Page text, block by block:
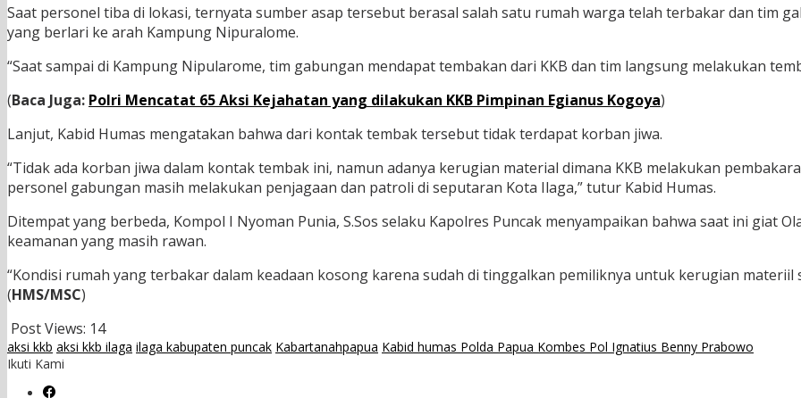
Saat personel tiba di lokasi, ternyata sumber asap tersebut berasal salah satu rumah warga telah terbakar dan tim
yang berlari ke arah Kampung Nipuralome.
“Saat sampai di Kampung Nipularome, tim gabungan mendapat tembakan dari KKB dan tim langsung melakukan
(Baca Juga: Polri Mencatat 65 Aksi Kejahatan yang dilakukan KKB Pimpinan Egianus Kogoya)
Lanjut, Kabid Humas mengatakan bahwa dari kontak tembak tersebut tidak terdapat korban jiwa.
“Tidak ada korban jiwa dalam kontak tembak ini, namun adanya kerugian material dimana KKB melakukan
personel gabungan masih melakukan penjagaan dan patroli di seputaran Kota Ilaga,” tutur Kabid Humas.
Ditempat yang berbeda, Kompol I Nyoman Punia, S.Sos selaku Kapolres Puncak menyampaikan bahwa saat ini giat
keamanan yang masih rawan.
“Kondisi rumah yang terbakar dalam keadaan kosong karena sudah di tinggalkan pemiliknya untuk kerugian materiil
(HMS/MSC)
Post Views: 14
aksi kkb aksi kkb ilaga ilaga kabupaten puncak Kabartanahpapua Kabid humas Polda Papua Kombes Pol Ignatius Benny Prabowo
Ikuti Kami